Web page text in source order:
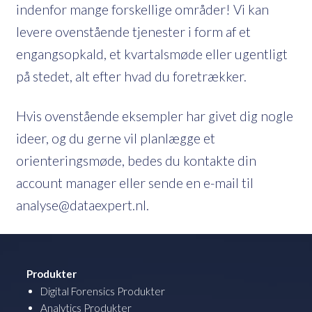
indenfor mange forskellige områder! Vi kan
levere ovenstående tjenester i form af et
engangsopkald, et kvartalsmøde eller ugentligt
på stedet, alt efter hvad du foretrækker.
Hvis ovenstående eksempler har givet dig nogle
ideer, og du gerne vil planlægge et
orienteringsmøde, bedes du kontakte din
account manager eller sende en e-mail til
analyse@dataexpert.nl.
Produkter
Digital Forensics Produkter
Analytics Produkter